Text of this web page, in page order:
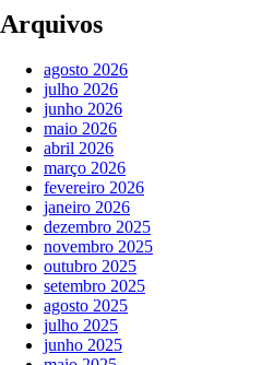
Arquivos
agosto 2026
julho 2026
junho 2026
maio 2026
abril 2026
março 2026
fevereiro 2026
janeiro 2026
dezembro 2025
novembro 2025
outubro 2025
setembro 2025
agosto 2025
julho 2025
junho 2025